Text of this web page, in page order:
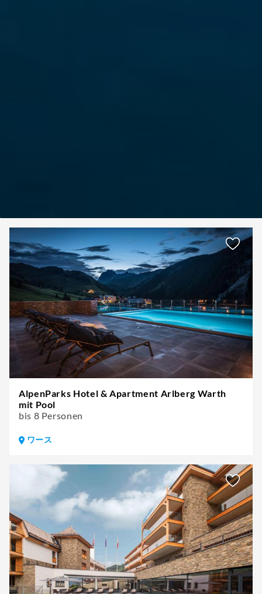
AlpenParks Hotel & Apartment Arlberg Warth
mit Pool
bis 8 Personen
ワース